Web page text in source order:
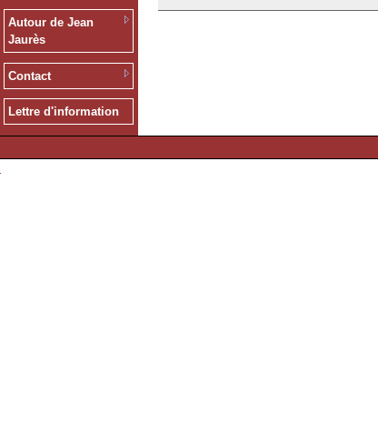
Autour de Jean
Jaurès
Contact
Lettre d'information